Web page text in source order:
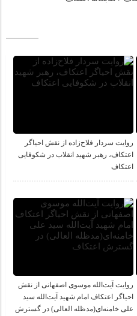
روایت سردار فلاح‌زاده از نقش احیاگر
اعتکاف، رهبر شهید انقلاب در شکوفایی
اعتکاف
روایت آیت‌الله موسوی اصفهانی از نقش
احیاگر اعتکاف امام شهید آیت‌الله سید
علی خامنه‌ای(مدظله العالی) در گسترش